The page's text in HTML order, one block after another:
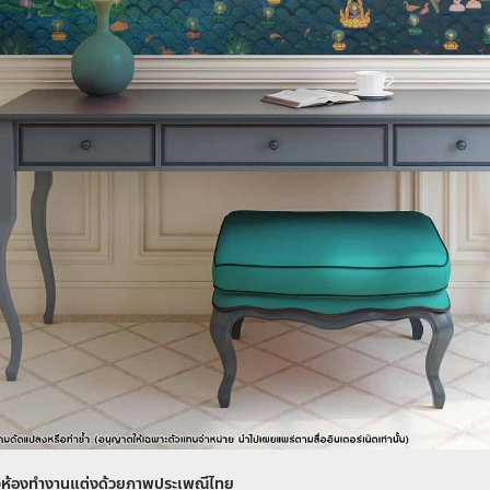
องทำงานแต่งด้วยภาพประเพณีไทย